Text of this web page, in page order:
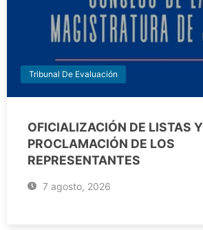
Tribunal De Evaluación
OFICIALIZACIÓN DE LISTAS Y
PROCLAMACIÓN DE LOS
REPRESENTANTES
7 agosto, 2026